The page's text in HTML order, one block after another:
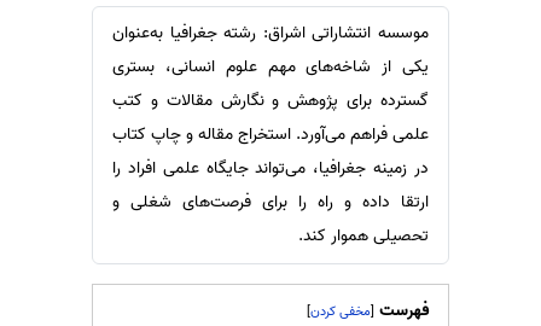
سفارش ترجمه مولتی‌مدیا
سفارش گویندگی
سفارش تولید محتوا
سفارش ترجمه همزمان
سفارش چکیده گرافیکی
سفارش تهیه کاورلتر
سفارش انگیزه‌نامه‌SOP
موسسه انتشاراتی اشراق: رشته جغرافیا به‌عنوان
یکی از شاخه‌های مهم علوم انسانی، بستری
گسترده برای پژوهش و نگارش مقالات و کتب
علمی فراهم می‌آورد. استخراج مقاله و چاپ کتاب
در زمینه جغرافیا، می‌تواند جایگاه علمی افراد را
ارتقا داده و راه را برای فرصت‌های شغلی و
تحصیلی هموار کند.
فهرست [
]